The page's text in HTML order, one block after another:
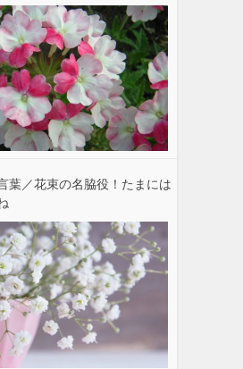
葉／花束の名脇役！たまには